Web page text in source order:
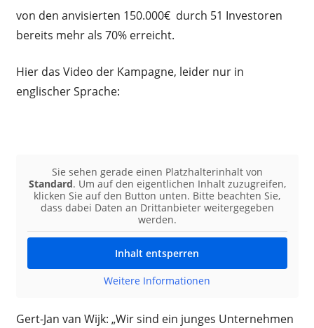
von den anvisierten 150.000€ durch 51 Investoren
bereits mehr als 70% erreicht.
Hier das Video der Kampagne, leider nur in
englischer Sprache:
Sie sehen gerade einen Platzhalterinhalt von
Standard. Um auf den eigentlichen Inhalt zuzugreifen,
klicken Sie auf den Button unten. Bitte beachten Sie,
dass dabei Daten an Drittanbieter weitergegeben
werden.
Inhalt entsperren
Weitere Informationen
Gert-Jan van Wijk: „Wir sind ein junges Unternehmen